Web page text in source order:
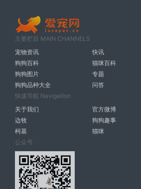
主要栏目 MAIN CHANNELS
宠物资讯
快讯
狗狗百科
猫咪百科
狗狗图片
专题
狗狗品种大全
问答
快速导航 Navigation
关于我们
官方微博
边牧
狗狗趣事
柯基
猫咪
公众号